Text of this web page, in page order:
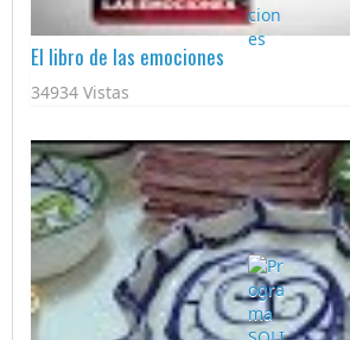
El libro de las emociones
34934 Vistas